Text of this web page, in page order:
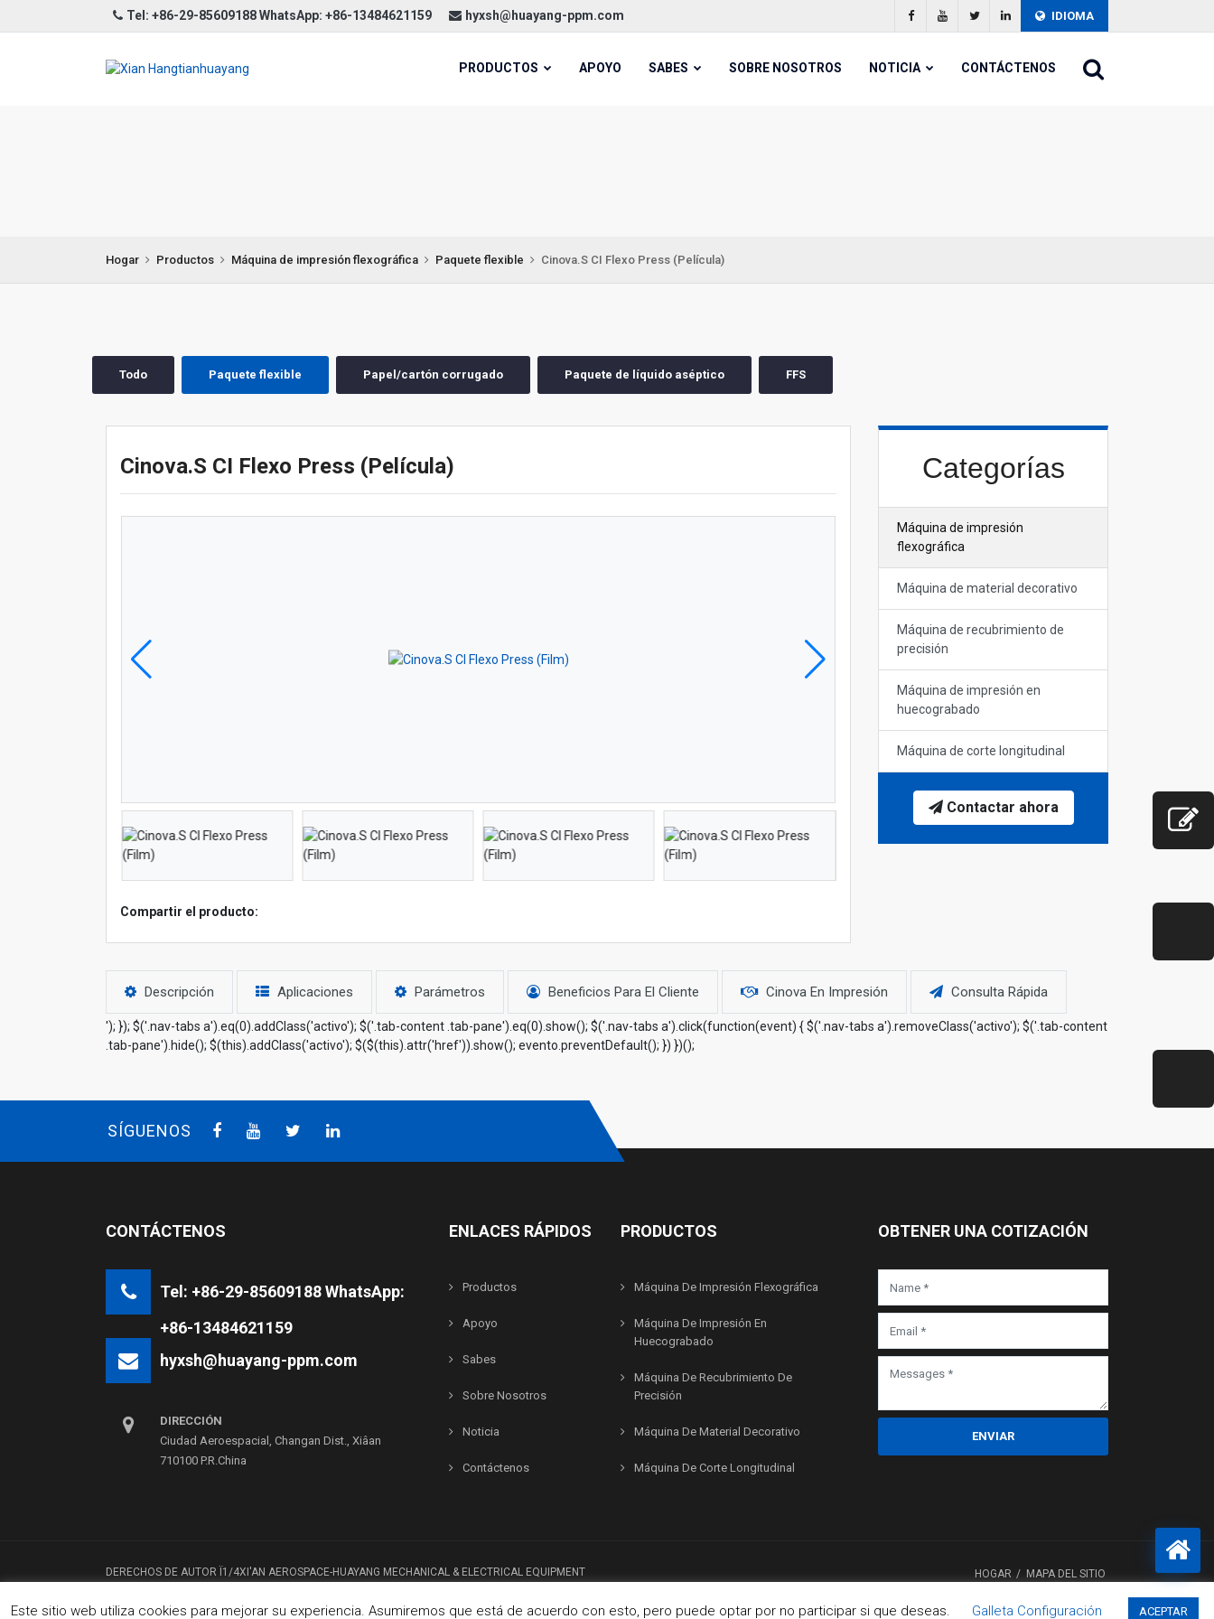
Tel: +86-29-85609188 WhatsApp: +86-13484621159 hyxsh@huayang-ppm.com Facebook (en inglés)
YoutubeTwitter LinkedinIDIOMA
PRODUCTOS APOYO SABES SOBRE NOSOTROS NOTICIA CONTÁCTENOS
Hogar Productos Máquina de impresión flexográfica Paquete flexible Cinova.S CI Flexo Press (Película)
Todo Paquete flexible Papel/cartón corrugado Paquete de líquido aséptico FFS
Cinova.S CI Flexo Press (Película)
Compartir el producto:
Categorías
Máquina de impresión
flexográfica
Máquina de material decorativo
Máquina de recubrimiento de
precisión
Máquina de impresión en
huecograbado
Máquina de corte longitudinal
Contactar ahora
Descripción Aplicaciones Parámetros Beneficios Para El Cliente Cinova En Impresión Consulta Rápida
'); }); $('.nav-tabs a').eq(0).addClass('activo'); $('.tab-content .tab-pane').eq(0).show(); $('.nav-tabs a').click(function(event) { $('.nav-tabs a').removeClass('activo'); $('.tab-content
.tab-pane').hide(); $(this).addClass('activo'); $($(this).attr('href')).show(); evento.preventDefault(); }) })();
SÍGUENOS
CONTÁCTENOS
Tel: +86-29-85609188 WhatsApp:
+86-13484621159
hyxsh@huayang-ppm.com
DIRECCIÓN
Ciudad Aeroespacial, Changan Dist., Xiâan
710100 P.R.China
ENLACES RÁPIDOS
Productos
Apoyo
Sabes
Sobre Nosotros
Noticia
Contáctenos
PRODUCTOS
Máquina De Impresión Flexográfica
Máquina De Impresión En
Huecograbado
Máquina De Recubrimiento De
Precisión
Máquina De Material Decorativo
Máquina De Corte Longitudinal
OBTENER UNA COTIZACIÓN
ENVIAR
DERECHOS DE AUTOR Ï1/4XI'AN AEROSPACE-HUAYANG MECHANICAL & ELECTRICAL EQUIPMENT
HOGAR MAPA DEL SITIO
Este sitio web utiliza cookies para mejorar su experiencia. Asumiremos que está de acuerdo con esto, pero puede optar por no participar si que deseas. Galleta Configuración ACEPTAR